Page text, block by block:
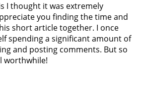
I thought it was extremely
you finding the time and
short article together. I once
spending a significant amount of
and posting comments. But so
worthwhile!